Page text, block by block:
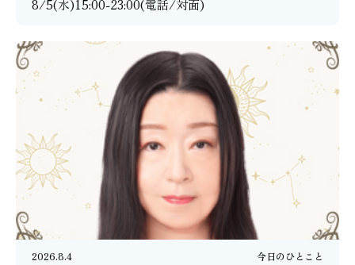
8/5(水)15:00-23:00(電話/対面)
2026.8.4 今日のひとこと